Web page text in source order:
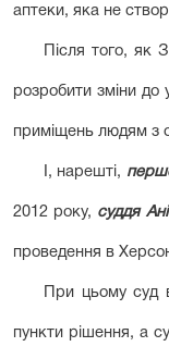
аптеки, яка не
Після того, як
розробити зміни до
приміщень людям з
І, нарешті,
2012 року, суддя
проведення в
При цьому суд
пункти рішення, а